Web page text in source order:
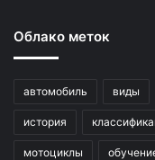
Облако меток
автомобиль виды
история
мотоциклы